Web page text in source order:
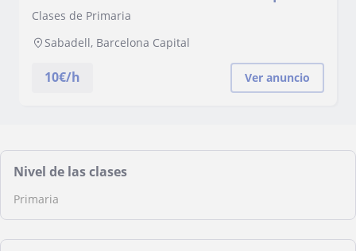
ofrece apoyo escolar para alumnos de
Clases de Primaria
Sabadell, Barcelona Capital
10€/h Ver anuncio
Nivel de las clases
Primaria